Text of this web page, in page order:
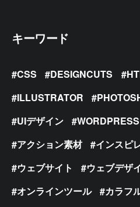
キーワード
CSS DESIGNCUTS
ILLUSTRATOR
UIデザイン
WORDPRESS
アクション素材
インスピ
ウェブサイト
ウェブデザ
オンラインツール
カラフ